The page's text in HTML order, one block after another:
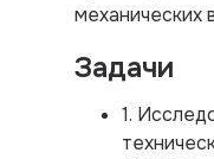
механических
Задачи
1.